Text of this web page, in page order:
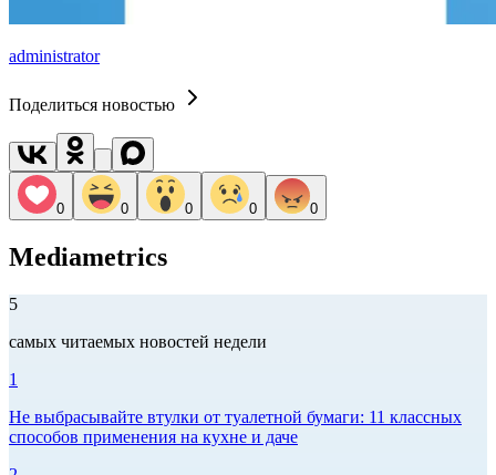
administrator
Поделиться новостью
0 0 0 0 0
Mediametrics
5
самых читаемых новостей недели
1
Не выбрасывайте втулки от туалетной бумаги: 11 классных
способов применения на кухне и даче